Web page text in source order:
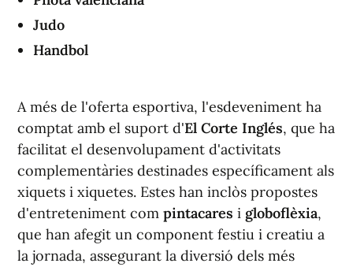
Judo
Handbol
A més de l'oferta esportiva, l'esdeveniment ha
comptat amb el suport d'El Corte Inglés, que ha
facilitat el desenvolupament d'activitats
complementàries destinades específicament als
xiquets i xiquetes. Estes han inclòs propostes
d'entreteniment com pintacares i globoflèxia,
que han afegit un component festiu i creatiu a
la jornada, assegurant la diversió dels més